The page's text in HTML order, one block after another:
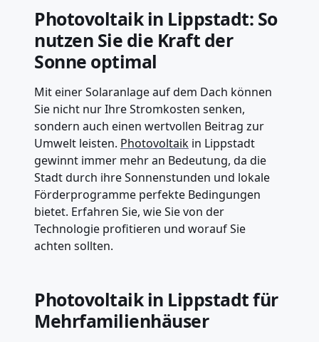
Photovoltaik in Lippstadt: So
nutzen Sie die Kraft der
Sonne optimal
Mit einer Solaranlage auf dem Dach können
Sie nicht nur Ihre Stromkosten senken,
sondern auch einen wertvollen Beitrag zur
Umwelt leisten. Photovoltaik in Lippstadt
gewinnt immer mehr an Bedeutung, da die
Stadt durch ihre Sonnenstunden und lokale
Förderprogramme perfekte Bedingungen
bietet. Erfahren Sie, wie Sie von der
Technologie profitieren und worauf Sie
achten sollten.
Photovoltaik in Lippstadt für
Mehrfamilienhäuser